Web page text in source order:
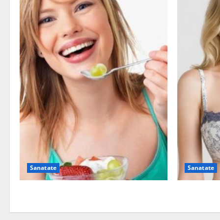
Sanatate Sanatate